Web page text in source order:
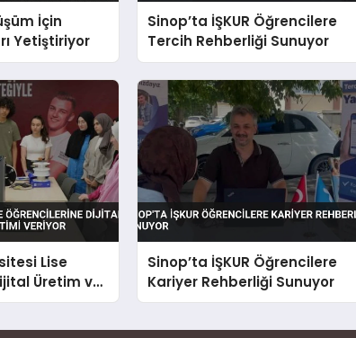
İçin
Yetiştiriyor
Sinop’ta İŞKUR Öğrencilere
Tercih Rehberliği Sunuyor
Lise
Üretim ve
Veriyor
Sinop’ta İŞKUR Öğrencilere
Kariyer Rehberliği Sunuyor